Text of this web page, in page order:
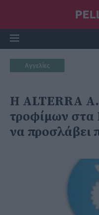
Αγγελίες
Η ALTERRA
τροφίμων στα
να προσλάβει